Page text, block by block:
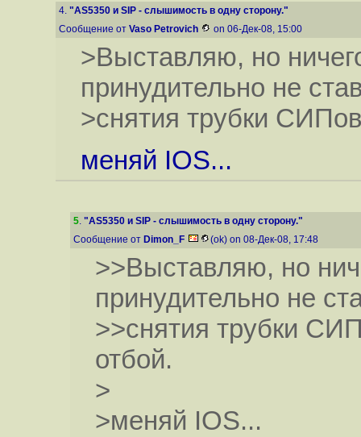
4. "AS5350 и SIP - слышимость в одну сторону."
Сообщение от Vaso Petrovich on 06-Дек-08, 15:00
>Выставляю, но
принудительно не
>снятия трубки
меняй IOS...
5. "AS5350 и SIP - слышимость в одну сторону."
Сообщение от Dimon_F (ok) on 08-Дек-08, 17:48
>>Выставляю, но
принудительно не
>>снятия трубки
отбой.
>
>меняй IOS...